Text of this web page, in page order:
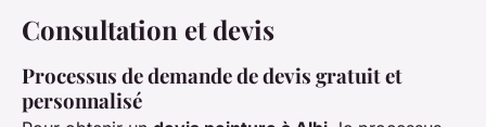
Consultation et devis
Processus de demande de devis gratuit et
personnalisé